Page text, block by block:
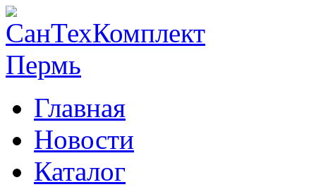
Главная
Новости
Каталог